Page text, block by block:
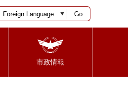
Go
市政情報